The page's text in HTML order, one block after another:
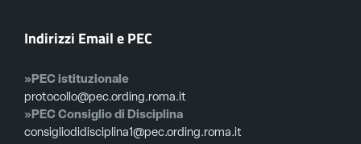
Indirizzi Email e PEC
»PEC istituzionale
protocollo@pec.ording.roma.it
»PEC Consiglio di Disciplina
consigliodidisciplina1@pec.ording.roma.it